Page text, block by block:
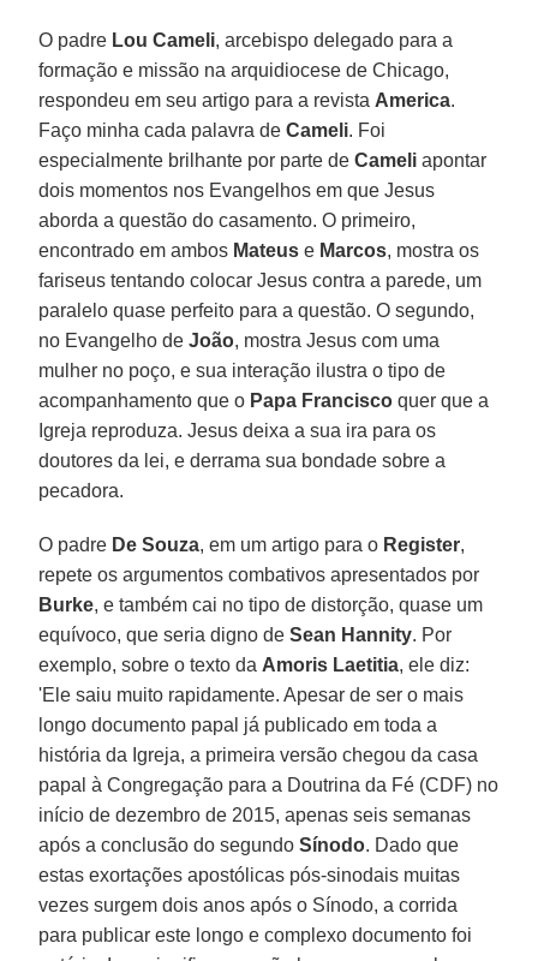
O padre Lou Cameli, arcebispo delegado para a
formação e missão na arquidiocese de Chicago,
respondeu em seu artigo para a revista America.
Faço minha cada palavra deCameli. Foi
especialmente brilhante por parte deCameli apontar
dois momentos nos Evangelhos em que Jesus
aborda a questão do casamento. O primeiro,
encontrado em ambos Mateus e Marcos, mostra os
fariseus tentando colocar Jesus contra a parede, um
paralelo quase perfeito para a questão. O segundo,
no Evangelho deJoão, mostra Jesus com uma
mulher no poço, e sua interação ilustra o tipo de
acompanhamento que o Papa Francisco quer que a
Igreja reproduza. Jesus deixa a sua ira para os
doutores da lei, e derrama sua bondade sobre a
pecadora.
O padre De Souza, em um artigo para o Register,
repete os argumentos combativos apresentados por
Burke, e também cai no tipo de distorção, quase um
equívoco, que seria digno deSean Hannity. Por
exemplo, sobre o texto da Amoris Laetitia, ele diz:
'Ele saiu muito rapidamente. Apesar de ser o mais
longo documento papal já publicado em toda a
história da Igreja, a primeira versão chegou da casa
papal à Congregação para a Doutrina da Fé (CDF) no
início de dezembro de 2015, apenas seis semanas
após a conclusão do segundoSínodo. Dado que
estas exortações apostólicas pós-sinodais muitas
vezes surgem dois anos após o Sínodo, a corrida
para publicar este longo e complexo documento foi